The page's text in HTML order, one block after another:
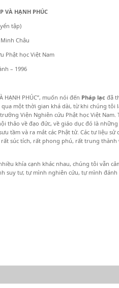
VÀ HẠNH PHÚC
tập)
Châu
Phật học Việt Nam
– 1996
HẠNH PHÚC”, muốn nói đến Pháp lạc đã
một thời gian khá dài, từ khi chúng tôi
Viện Nghiên cứu Phật học Việt
thảo về đạo đức, về giáo dục đó là
tầm và ra mắt các Phật tử. Các tư liệu
súc tích, rất phong phú, rất trung thành
khía cạnh khác nhau, chúng tôi vẫn
suy tư, tự mình nghiên cứu, tự mình